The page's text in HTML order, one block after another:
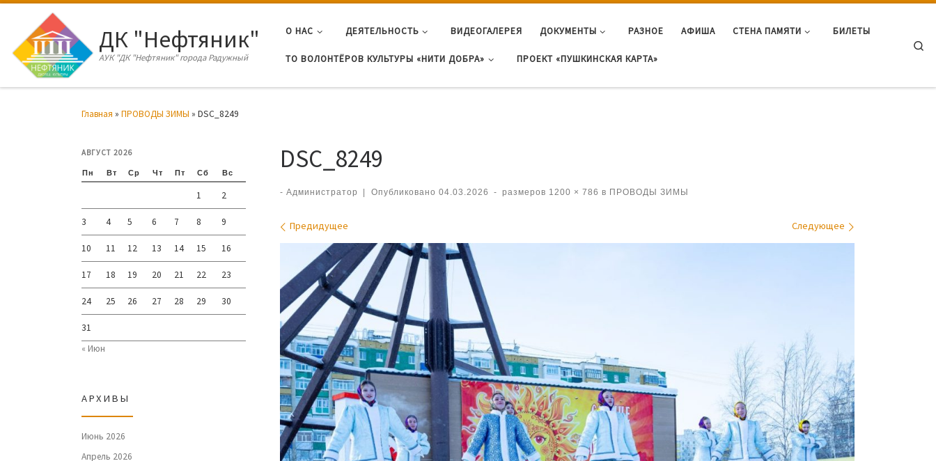
Перейти к содержимому
ДК "Нефтяник"
АУК "ДК "Нефтяник" города Радужный
О НАС ДЕЯТЕЛЬНОСТЬ ВИДЕОГАЛЕРЕЯ ДОКУМЕНТЫ РАЗНОЕ АФИША СТЕНА ПАМЯТИ БИЛЕТЫ
ТО ВОЛОНТЁРОВ КУЛЬТУРЫ «НИТИ ДОБРА» ПРОЕКТ «ПУШКИНСКАЯ КАРТА»
Главная » ПРОВОДЫ ЗИМЫ » DSC_8249
DSC_8249
- Администратор | Опубликовано 04.03.2026 - размеров 1200 × 786 в ПРОВОДЫ ЗИМЫ
Навигация по изображениям
Предидущее Следующее
АВГУСТ 2026
Пн Вт Ср Чт Пт Сб Вс
1 2
3 4 5 6 7 8 9
10 11 12 13 14 15 16
17 18 19 20 21 22 23
24 25 26 27 28 29 30
31
« Июн
АРХИВЫ
Июнь 2026
Апрель 2026